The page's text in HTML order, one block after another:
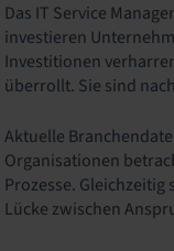
Das IT Service
investieren
Investitionen
überrollt. Sie sind
Aktuelle
Organisationen
Prozesse.
Lücke zwischen